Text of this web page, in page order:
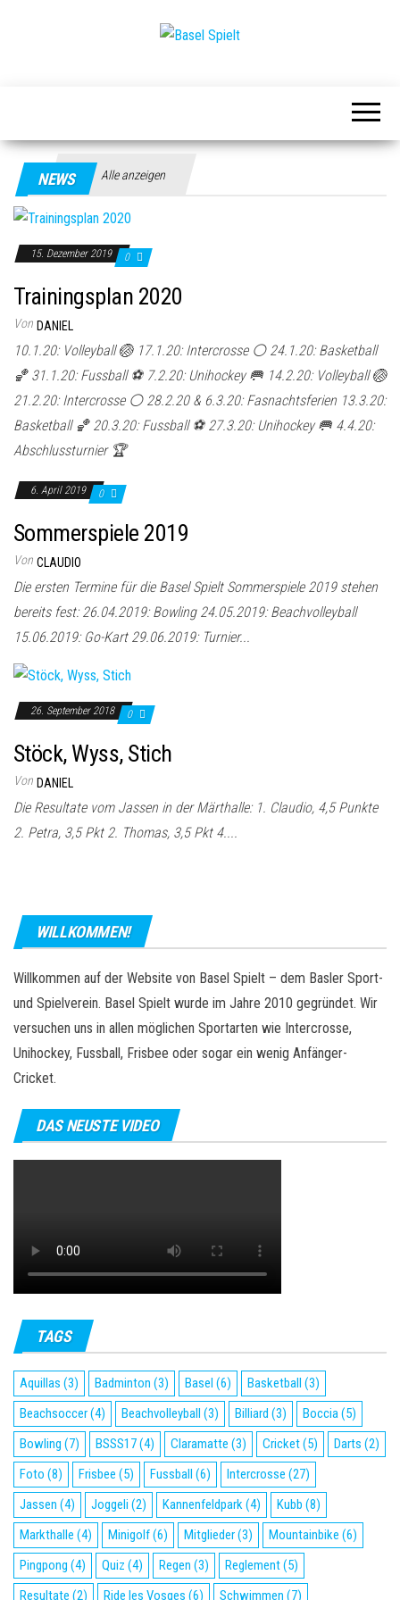
NEWS Alle anzeigen
15. Dezember 2019 0
Trainingsplan 2020
Von DANIEL
10.1.20: Volleyball 🏐 17.1.20: Intercrosse ⚪️ 24.1.20: Basketball
🏀 31.1.20: Fussball ⚽️ 7.2.20: Unihockey 🥅 14.2.20: Volleyball 🏐
21.2.20: Intercrosse ⚪️ 28.2.20 & 6.3.20: Fasnachtsferien 13.3.20:
Basketball 🏀 20.3.20: Fussball ⚽️ 27.3.20: Unihockey 🥅 4.4.20:
Abschlussturnier 🏆
6. April 2019 0
Sommerspiele 2019
Von CLAUDIO
Die ersten Termine für die Basel Spielt Sommerspiele 2019 stehen
bereits fest: 26.04.2019: Bowling 24.05.2019: Beachvolleyball
15.06.2019: Go-Kart 29.06.2019: Turnier...
26. September 2018 0
Stöck, Wyss, Stich
Von DANIEL
Die Resultate vom Jassen in der Märthalle: 1. Claudio, 4,5 Punkte
2. Petra, 3,5 Pkt 2. Thomas, 3,5 Pkt 4....
WILLKOMMEN!
Willkommen auf der Website von Basel Spielt – dem Basler Sport-
und Spielverein. Basel Spielt wurde im Jahre 2010 gegründet. Wir
versuchen uns in allen möglichen Sportarten wie Intercrosse,
Unihockey, Fussball, Frisbee oder sogar ein wenig Anfänger-
Cricket.
DAS NEUSTE VIDEO
TAGS
Aquillas (3) Badminton (3) Basel (6) Basketball (3)
Beachsoccer(4) Beachvolleyball (3) Billiard (3) Boccia(5)
Bowling (7) BSSS17(4) Claramatte (3) Cricket(5) Darts (2)
Foto (8) Frisbee (5) Fussball (6) Intercrosse (27)
Jassen (4) Joggeli (2) Kannenfeldpark(4) Kubb (8)
Markthalle (4) Minigolf(6) Mitglieder(3) Mountainbike (6)
Pingpong (4) Quiz (4) Regen (3) Reglement(5)
Resultate (2) Ride les Vosges (6) Schwimmen (7)